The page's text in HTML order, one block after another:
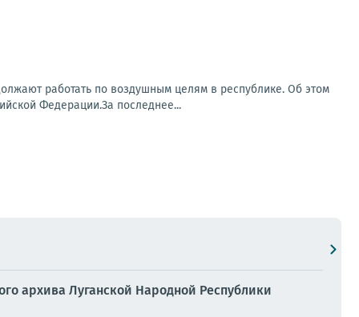
работать по воздушным целям в республике. Об этом
Федерации.За последнее...
архива Луганской Народной Республики